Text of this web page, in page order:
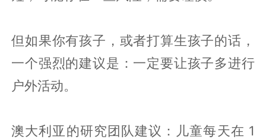
但如果你有孩子，或者打算生孩子的话，
一个强烈的建议是：一定要让孩子多进行
户外活动。
澳大利亚的研究团队建议：儿童每天在 1